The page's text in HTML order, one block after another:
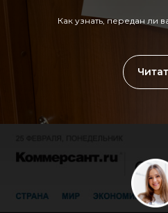
Как узнать, передан ли